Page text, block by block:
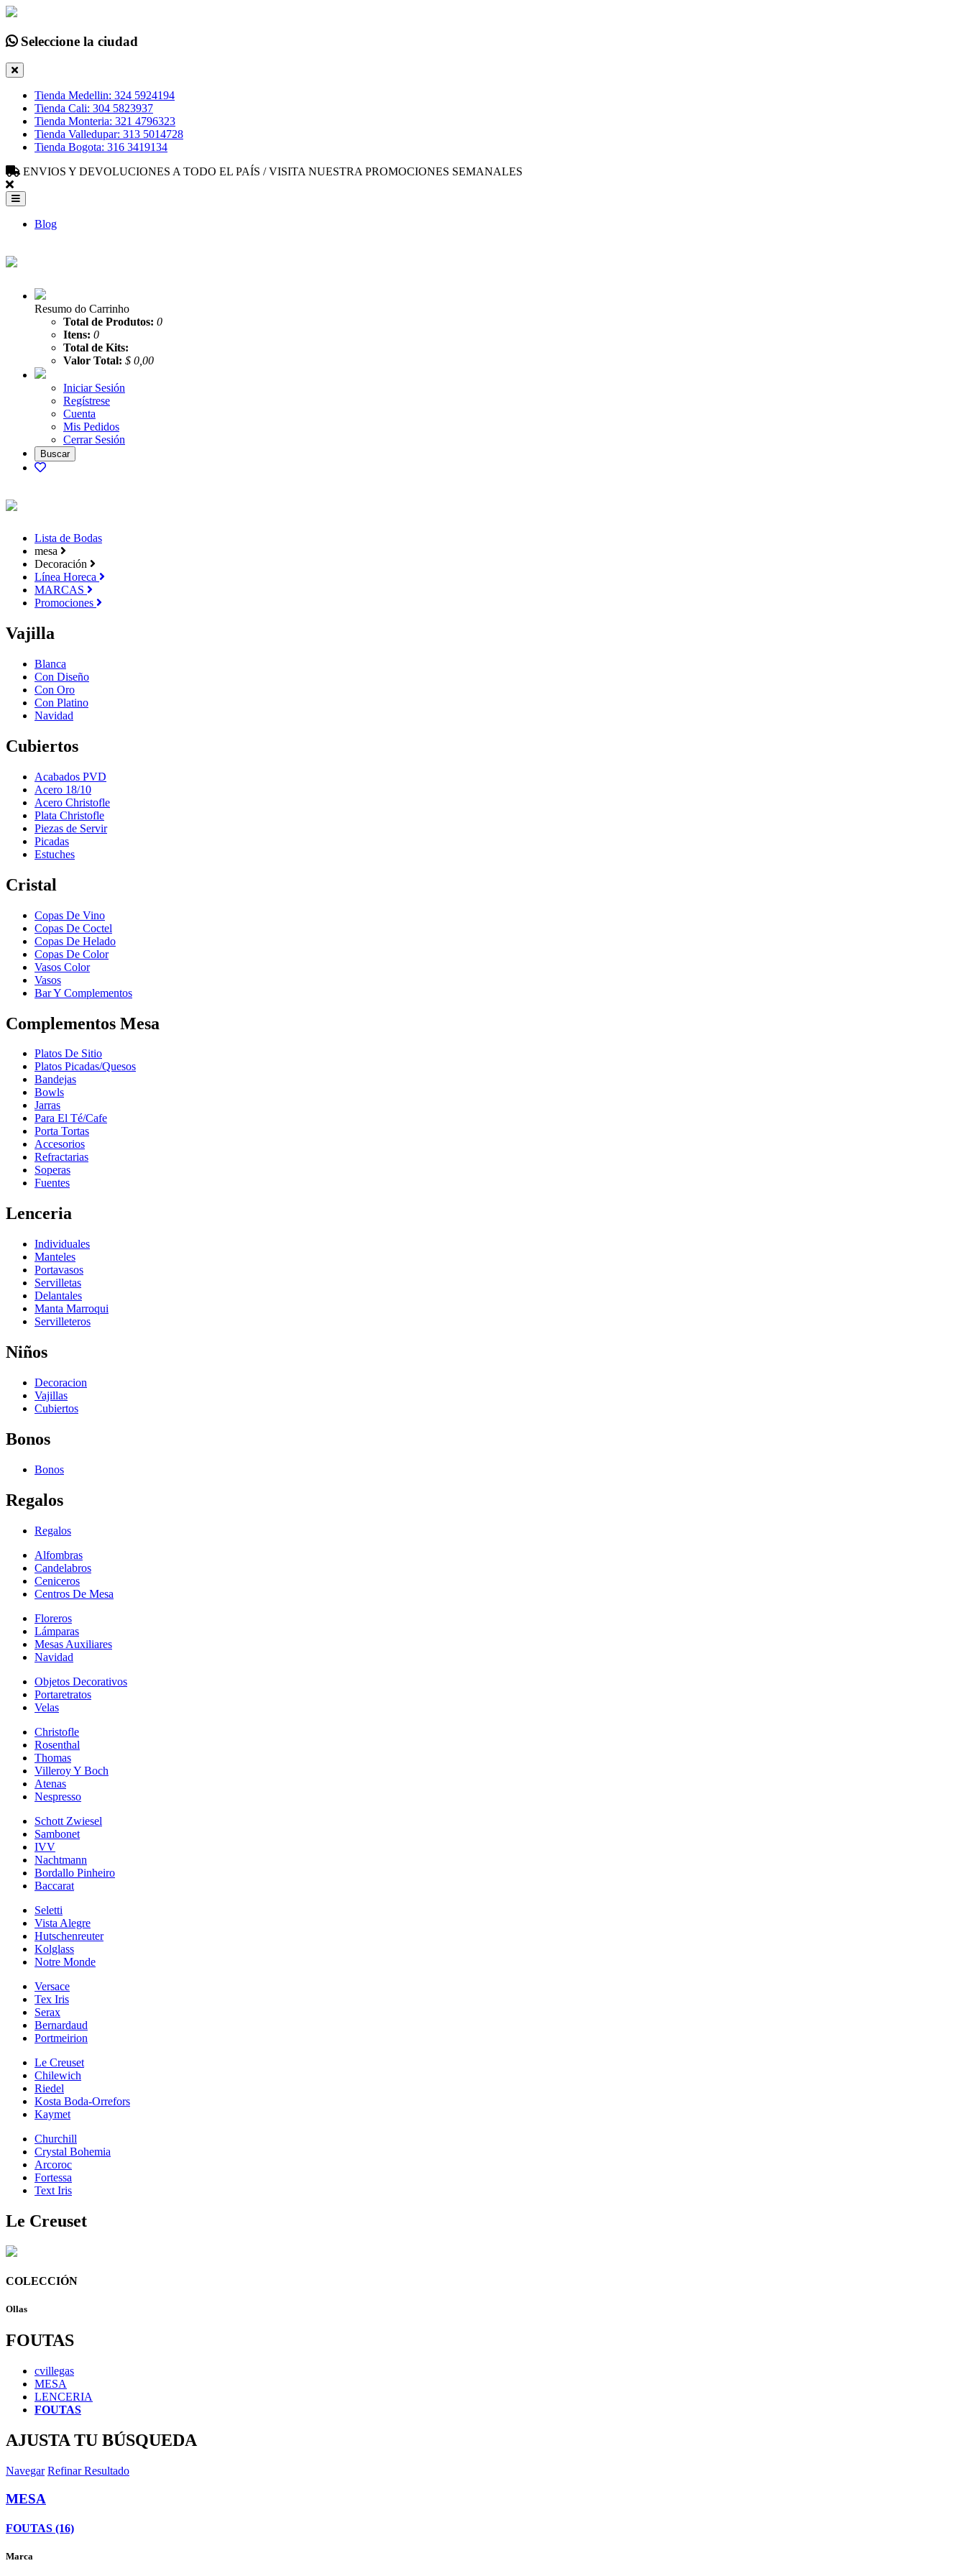
Seleccione la ciudad
Tienda Medellin: 324 5924194
Tienda Cali: 304 5823937
Tienda Monteria: 321 4796323
Tienda Valledupar: 313 5014728
Tienda Bogota: 316 3419134
ENVIOS Y DEVOLUCIONES A TODO EL PAÍS / VISITA NUESTRA PROMOCIONES SEMANALES
Blog
Resumo do Carrinho
Total de Produtos: 0
Itens: 0
Total de Kits:
Valor Total: $ 0,00
Iniciar Sesión
Regístrese
Cuenta
Mis Pedidos
Cerrar Sesión
Lista de Bodas
mesa
Decoración
Línea Horeca
MARCAS
Promociones
Vajilla
Blanca
Con Diseño
Con Oro
Con Platino
Navidad
Cubiertos
Acabados PVD
Acero 18/10
Acero Christofle
Plata Christofle
Piezas de Servir
Picadas
Estuches
Cristal
Copas De Vino
Copas De Coctel
Copas De Helado
Copas De Color
Vasos Color
Vasos
Bar Y Complementos
Complementos Mesa
Platos De Sitio
Platos Picadas/Quesos
Bandejas
Bowls
Jarras
Para El Té/Cafe
Porta Tortas
Accesorios
Refractarias
Soperas
Fuentes
Lenceria
Individuales
Manteles
Portavasos
Servilletas
Delantales
Manta Marroqui
Servilleteros
Niños
Decoracion
Vajillas
Cubiertos
Bonos
Bonos
Regalos
Regalos
Alfombras
Candelabros
Ceniceros
Centros De Mesa
Floreros
Lámparas
Mesas Auxiliares
Navidad
Objetos Decorativos
Portaretratos
Velas
Christofle
Rosenthal
Thomas
Villeroy Y Boch
Atenas
Nespresso
Schott Zwiesel
Sambonet
IVV
Nachtmann
Bordallo Pinheiro
Baccarat
Seletti
Vista Alegre
Hutschenreuter
Kolglass
Notre Monde
Versace
Tex Iris
Serax
Bernardaud
Portmeirion
Le Creuset
Chilewich
Riedel
Kosta Boda-Orrefors
Kaymet
Churchill
Crystal Bohemia
Arcoroc
Fortessa
Text Iris
Le Creuset
COLECCIÓN
Ollas
FOUTAS
cvillegas
MESA
LENCERIA
FOUTAS
AJUSTA TU BÚSQUEDA
Navegar Refinar Resultado
MESA
FOUTAS (16)
Marca